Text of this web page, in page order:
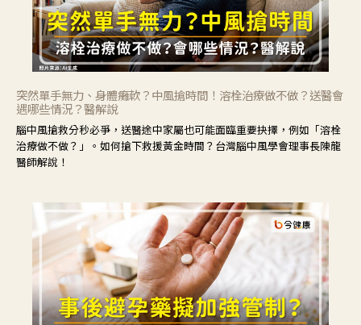
突然單手無力、身體癱軟？中風搶時間！溶栓治療做不做？送醫會
遇哪些情況？醫解說
腦中風搶救分秒必爭，送醫途中家屬也可能面臨重要抉擇，例如「溶栓
治療做不做？」。如何搶下救援黃金時間？台灣腦中風學會理事長陳龍
醫師解說！